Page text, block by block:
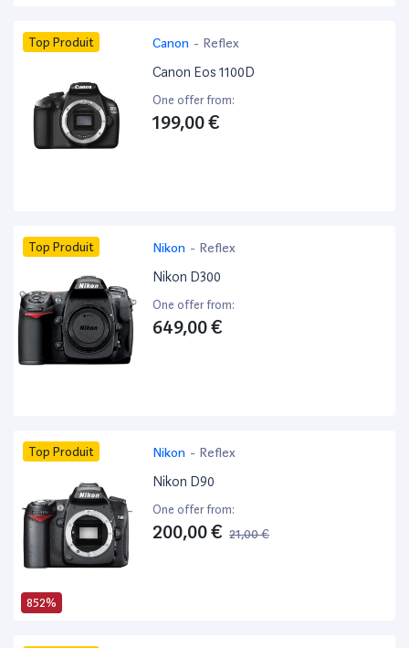
Top Produit Canon - Reflex
Canon Eos 1100D
One offer from:
199,00 €
Top Produit Nikon - Reflex
Nikon D300
One offer from:
649,00 €
852%
Top Produit Nikon - Reflex
Nikon D90
One offer from:
200,00 € 21,00 €